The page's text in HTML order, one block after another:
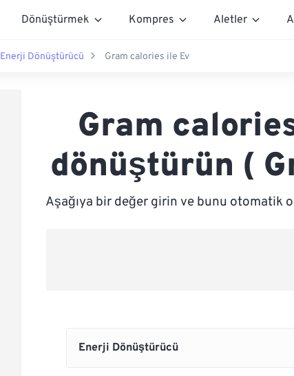
Dönüştürmek Kompres Aletler
Enerji Dönüştürücü Gram calories ile Ev
Gram
dönüştürün (
Aşağıya bir değer girin ve bunu otomatik